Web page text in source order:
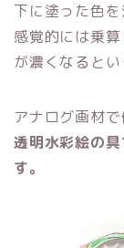
下に塗った色を
感覚的には乗
が濃くなるとい
アナログ画材
透明水彩絵の
す。